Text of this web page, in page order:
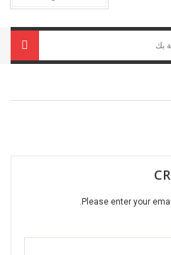
Please enter your